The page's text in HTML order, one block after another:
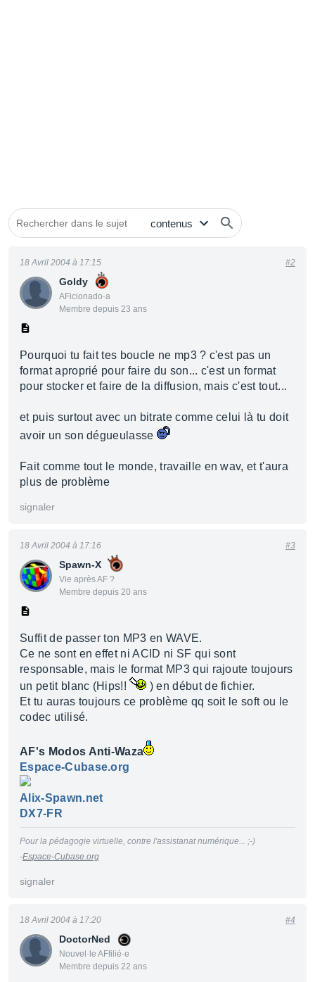
Goldy
AFicionado·a
Membre depuis 23 ans
18 Avril 2004 à 17:15 #2
Pourquoi tu fait tes boucle ne mp3 ? c'est pas un
format aproprié pour faire du son... c'est un format
pour stocker et faire de la diffusion, mais c'est tout...
et puis surtout avec un bitrate comme celui là tu doit
avoir un son dégueulasse
Fait comme tout le monde, travaille en wav, et t'aura
plus de problème
signaler
Spawn-X
Vie après AF ?
Membre depuis 20 ans
18 Avril 2004 à 17:16 #3
Suffit de passer ton MP3 en WAVE.
Ce ne sont en effet ni ACID ni SF qui sont
responsable, mais le format MP3 qui rajoute toujours
un petit blanc (Hips!!
) en début de fichier.
Et tu auras toujours ce problème qq soit le soft ou le
codec utilisé.
AF's Modos Anti-Waza
Espace-Cubase.org
Alix-Spawn.net
DX7-FR
Pour la pédagogie virtuelle, contre l'assistanat numérique... ;-)
-Espace-Cubase.org
signaler
DoctorNed
Nouvel·le AFfilié·e
Membre depuis 22 ans
18 Avril 2004 à 17:20 #4